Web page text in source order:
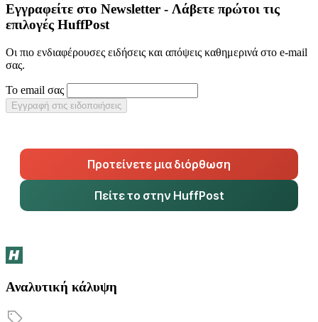
Εγγραφείτε στο Newsletter - Λάβετε πρώτοι τις
επιλογές HuffPost
Οι πιο ενδιαφέρουσες ειδήσεις και απόψεις καθημερινά στο e-mail
σας.
Το email σας
Εγγραφή στις ειδοποιήσεις
Προτείνετε μια διόρθωση
Πείτε το στην HuffPost
Αναλυτική κάλυψη